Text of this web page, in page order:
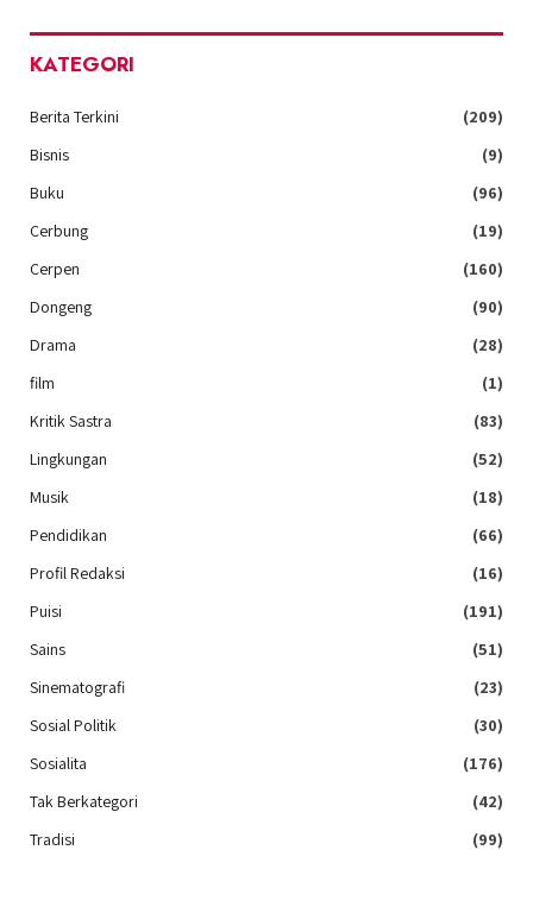
KATEGORI
Berita Terkini
(209)
Bisnis
(9)
Buku
(96)
Cerbung
(19)
Cerpen
(160)
Dongeng
(90)
Drama
(28)
film
(1)
Kritik Sastra
(83)
Lingkungan
(52)
Musik
(18)
Pendidikan
(66)
Profil Redaksi
(16)
Puisi
(191)
Sains
(51)
Sinematografi
(23)
Sosial Politik
(30)
Sosialita
(176)
Tak Berkategori
(42)
Tradisi
(99)